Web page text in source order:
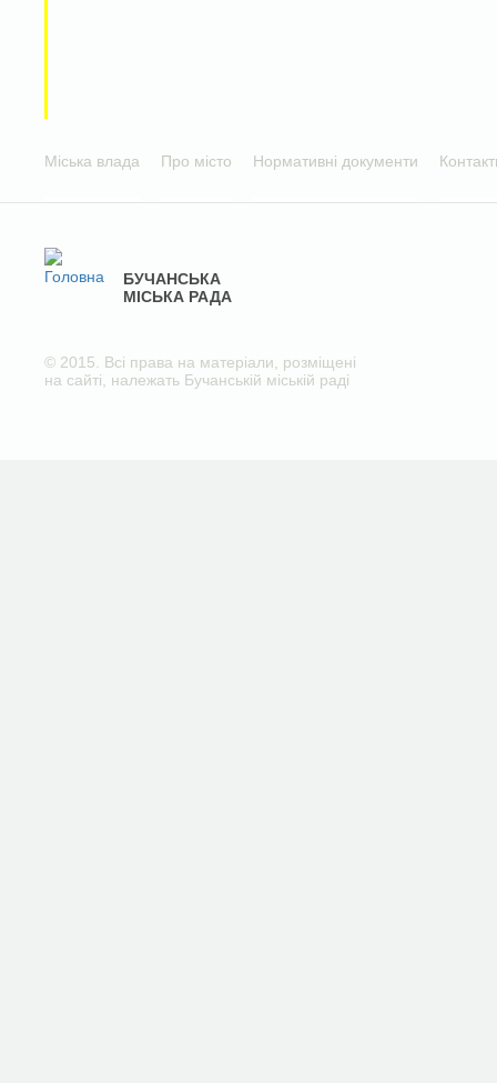
Міська влада Про місто Нормативні документи
БУЧАНСЬКА
МІСЬКА РАДА
© 2015. Всі права на матеріали, розміщені
на сайті, належать Бучанській міській раді